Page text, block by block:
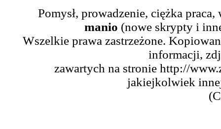
Pomysł, prowadzenie, ciężka
manio (nowe skrypty i
Wszelkie prawa zastrzeżone.
informacji,
zawartych na stronie http://
jakiejkolwiek